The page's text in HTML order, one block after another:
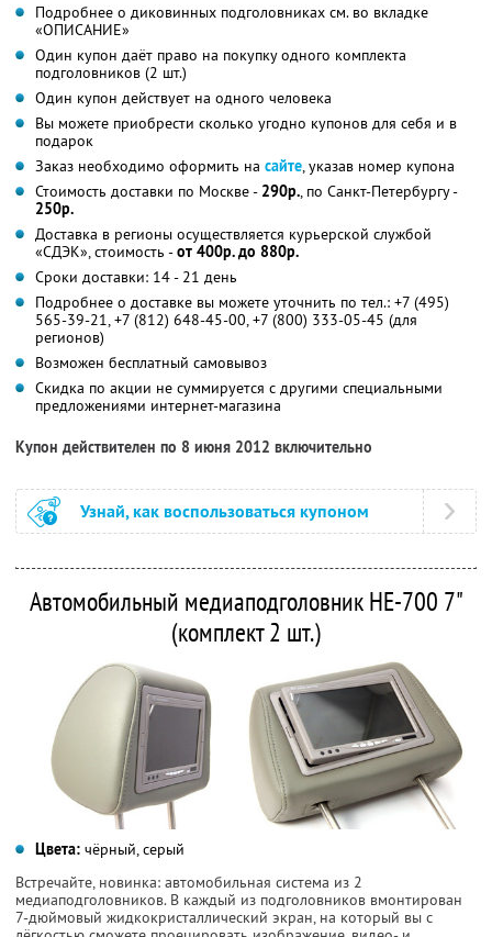
Подробнее о диковинных подголовниках см. во вкладке
«ОПИСАНИЕ»
Один купон даёт право на покупку одного комплекта
подголовников (2 шт.)
Один купон действует на одного человека
Вы можете приобрести сколько угодно купонов для себя и в
подарок
Заказ необходимо оформить на сайте, указав номер купона
Стоимость доставки по Москве - 290р., по Санкт-Петербургу -
250р.
Доставка в регионы осуществляется курьерской службой
«СДЭК», стоимость -от 400р. до 880р.
Сроки доставки: 14 - 21 день
Подробнее о доставке вы можете уточнить по тел.: +7 (495)
565-39-21, +7 (812) 648-45-00, +7 (800) 333-05-45 (для
регионов)
Возможен бесплатный самовывоз
Скидка по акции не суммируется с другими специальными
предложениями интернет-магазина
Купон действителен по 8 июня 2012 включительно
Узнай, как воспользоваться купоном
Автомобильный медиаподголовник HE-700 7"
(комплект 2 шт.)
Цвета: чёрный, серый
Встречайте, новинка: автомобильная система из 2
медиаподголовников. В каждый из подголовников вмонтирован
7-дюймовый жидкокристаллический экран, на который вы с